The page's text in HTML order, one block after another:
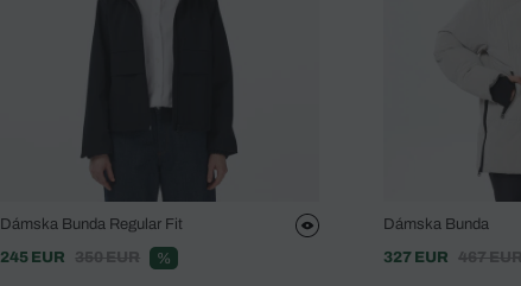
Dámska Bunda Regular Fit
245 EUR
350 EUR %
Dámska Bunda
327 EUR
467 EUR